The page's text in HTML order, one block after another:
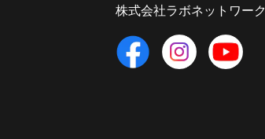
株式会社ラボネットワーク